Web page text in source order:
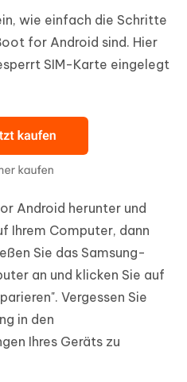
wie einfach die Schritte
for Android sind. Hier
SIM-Karte eingelegt
Android herunter und
Ihrem Computer, dann
Sie das Samsung-
an und klicken Sie auf
Vergessen Sie
in den
Ihres Geräts zu